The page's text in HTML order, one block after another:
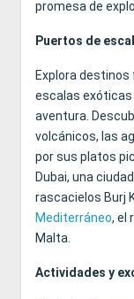
promesa de
Puertos de
Explora
escalas
aventura.
volcánicos, las
por sus platos
Dubai, una
rascacielos Burj
Mediterráneo, el
Malta.
Actividades y